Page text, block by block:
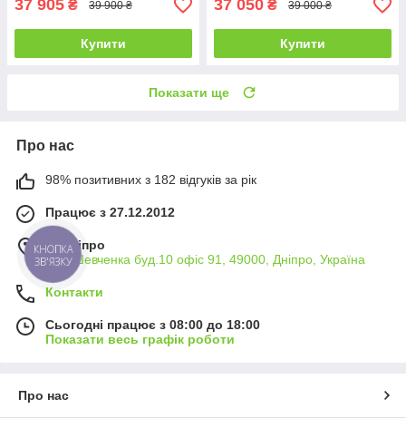
37 905 ₴ 39 900 ₴
Купити
37 050 ₴ 39 000 ₴
Купити
Показати ще
Про нас
98% позитивних з 182 відгуків за рік
Працює з 27.12.2012
м. Дніпро
вул. Шевченка буд.10 офіс 91, 49000, Дніпро, Україна
Контакти
Сьогодні працює з 08:00 до 18:00
Показати весь графік роботи
Про нас
КНОПКА
ЗВ'ЯЗКУ